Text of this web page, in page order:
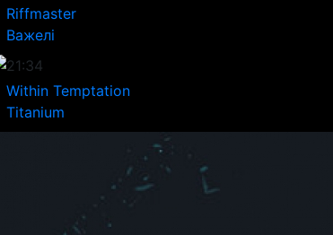
Riffmaster
Важелі
21:34
Within Temptation
Titanium